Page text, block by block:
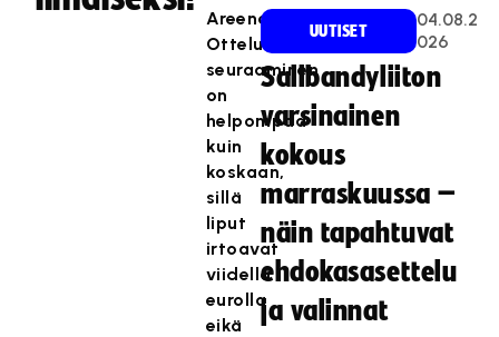
Areenalla.
Ottelun
seuraaminen
on
helpompaa
kuin
koskaan,
sillä
liput
irtoavat
viidellä
eurolla
eikä
UUTISET
04.08.2
026
Salibandyliiton
varsinainen
kokous
marraskuussa –
näin tapahtuvat
ehdokasasettelu
ja valinnat